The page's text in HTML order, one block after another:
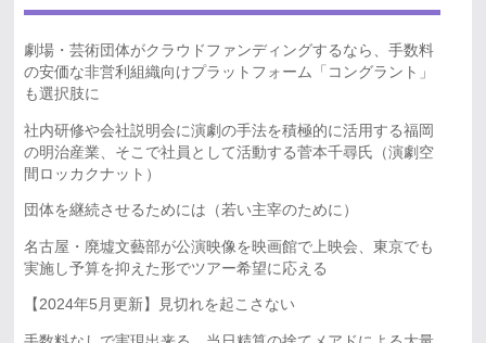
劇場・芸術団体がクラウドファンディングするなら、手数料
の安価な非営利組織向けプラットフォーム「コングラント」
も選択肢に
社内研修や会社説明会に演劇の手法を積極的に活用する福岡
の明治産業、そこで社員として活動する菅本千尋氏（演劇空
間ロッカクナット）
団体を継続させるためには（若い主宰のために）
名古屋・廃墟文藝部が公演映像を映画館で上映会、東京でも
実施し予算を抑えた形でツアー希望に応える
【2024年5月更新】見切れを起こさない